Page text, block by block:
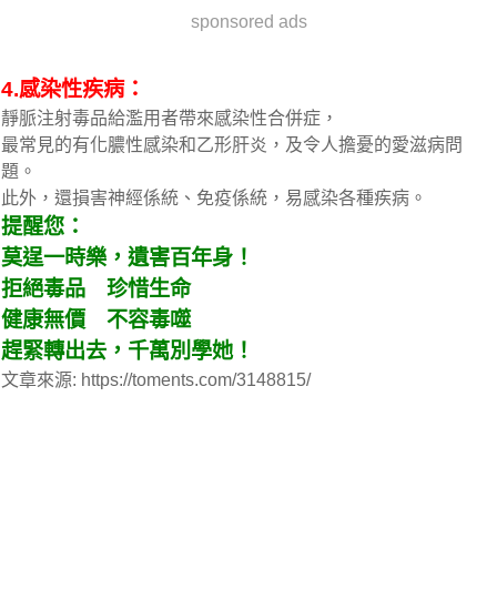
sponsored ads
4.感染性疾病：
靜脈注射毒品給濫用者帶來感染性合併症，
最常見的有化膿性感染和乙形肝炎，及令人擔憂的愛滋病問
題。
此外，還損害神經係統、免疫係統，易感染各種疾病。
提醒您：
莫逞一時樂，遺害百年身！
拒絕毒品 珍惜生命
健康無價 不容毒噬
趕緊轉出去，千萬別學她！
文章來源: https://toments.com/3148815/